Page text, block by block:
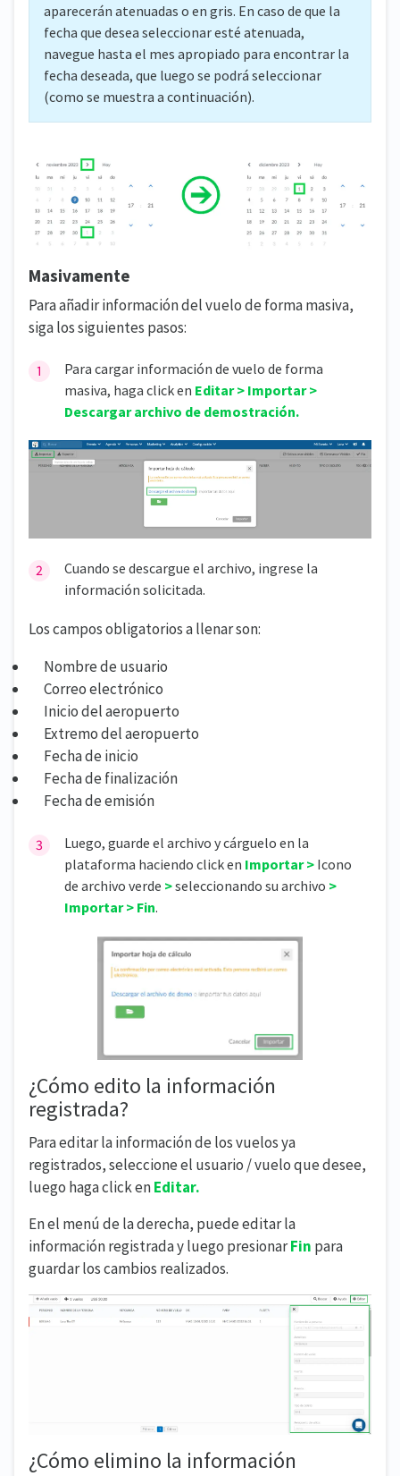
aparecerán atenuadas o en gris. En caso de que la
fecha que desea seleccionar esté atenuada,
navegue hasta el mes apropiado para encontrar la
fecha deseada, que luego se podrá seleccionar
(como se muestra a continuación).
Masivamente
Para añadir información del vuelo de forma masiva,
siga los siguientes pasos:
Para cargar información de vuelo de forma
masiva, haga click en Editar > Importar >
Descargar archivo de demostración.
Cuando se descargue el archivo, ingrese la
información solicitada.
Los campos obligatorios a llenar son:
Nombre de usuario
Correo electrónico
Inicio del aeropuerto
Extremo del aeropuerto
Fecha de inicio
Fecha de finalización
Fecha de emisión
Luego, guarde el archivo y cárguelo en la
plataforma haciendo click en Importar > Icono
de archivo verde >seleccionando su archivo >
Importar > Fin.
¿Cómo edito la información
registrada?
Para editar la información de los vuelos ya
registrados, seleccione el usuario / vuelo que desee,
luego haga click enEditar.
En el menú de la derecha, puede editar la
información registrada y luego presionarFin para
guardar los cambios realizados.
¿Cómo elimino la información